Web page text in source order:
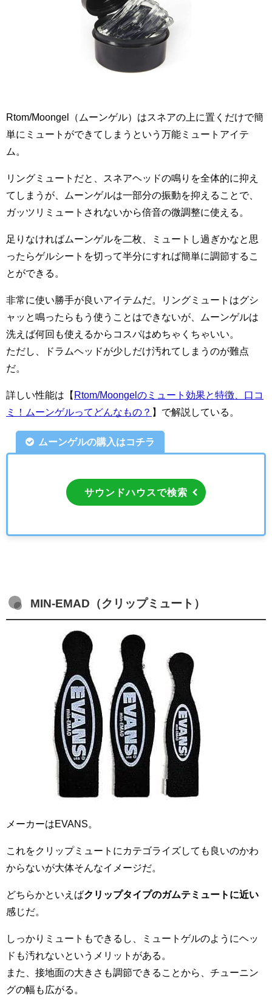
Rtom/Moongel（ムーンゲル）はスネアの上に置くだけで簡
単にミュートができてしまうという万能ミュートアイテ
ム。
リングミュートだと、スネアヘッドの鳴りを全体的に抑え
てしまうが、ムーンゲルは一部分の振動を抑えることで、
ガッツリミュートされないから倍音の微調整に使える。
足りなければムーンゲルを二枚、ミュートし過ぎかなと思
ったらゲルシートを切って半分にすれば簡単に調節するこ
とができる。
非常に使い勝手が良いアイテムだ。リングミュートはグシ
ャッと鳴ったらもう使うことはできないが、ムーンゲルは
洗えば何回も使えるからコスパはめちゃくちゃいい。
ただし、ドラムヘッドが少しだけ汚れてしまうのが難点
だ。
詳しい性能は【 Rtom/Moongelのミュート効果と特徴、口コ
ミ！ムーンゲルってどんなもの？ 】で解説している。
ムーンゲルの購入はコチラ
サウンドハウスで検索
MIN-EMAD（クリップミュート）
メーカーはEVANS。
これをクリップミュートにカテゴライズしても良いのかわ
からないが大体そんなイメージだ。
どちらかといえばクリップタイプのガムテミュートに近い
感じだ。
しっかりミュートもできるし、ミュートゲルのようにヘッ
ドも汚れないというメリットがある。
また、接地面の大きさも調節できることから、チューニン
グの幅も広がる。